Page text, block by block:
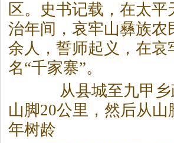
区。史书记载，在太
治年间，哀牢山彝族农
余人，誓师起义，在
名“千家寨”。
从县城至九甲乡
山脚20公里，然后从
年树龄